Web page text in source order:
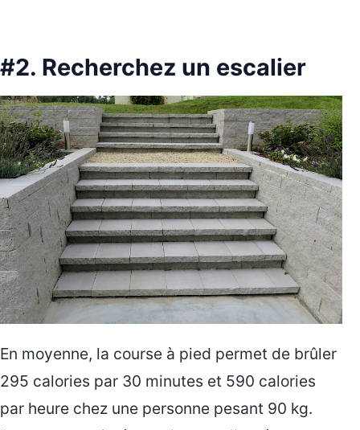
#2. Recherchez un escalier
En moyenne, la course à pied permet de brûler
295 calories par 30 minutes et 590 calories
par heure chez une personne pesant 90 kg.